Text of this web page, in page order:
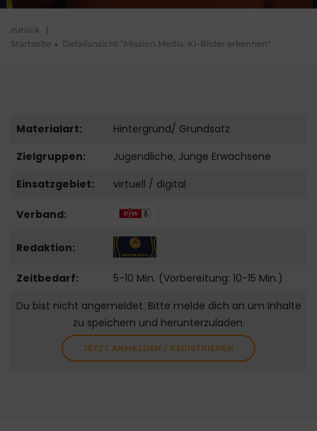
zurück |
Startseite
Detailansicht "Mission Media: KI-Bilder erkennen"
Materialart:
Hintergrund/ Grundsatz
Zielgruppen:
Jugendliche, Junge Erwachsene
Einsatzgebiet:
virtuell / digital
Verband:
Redaktion:
Zeitbedarf:
5-10 Min. (Vorbereitung: 10-15 Min.)
Du bist nicht angemeldet. Bitte melde dich an um Inhalte
zu speichern und herunterzuladen.
JETZT ANMELDEN / REGISTRIEREN